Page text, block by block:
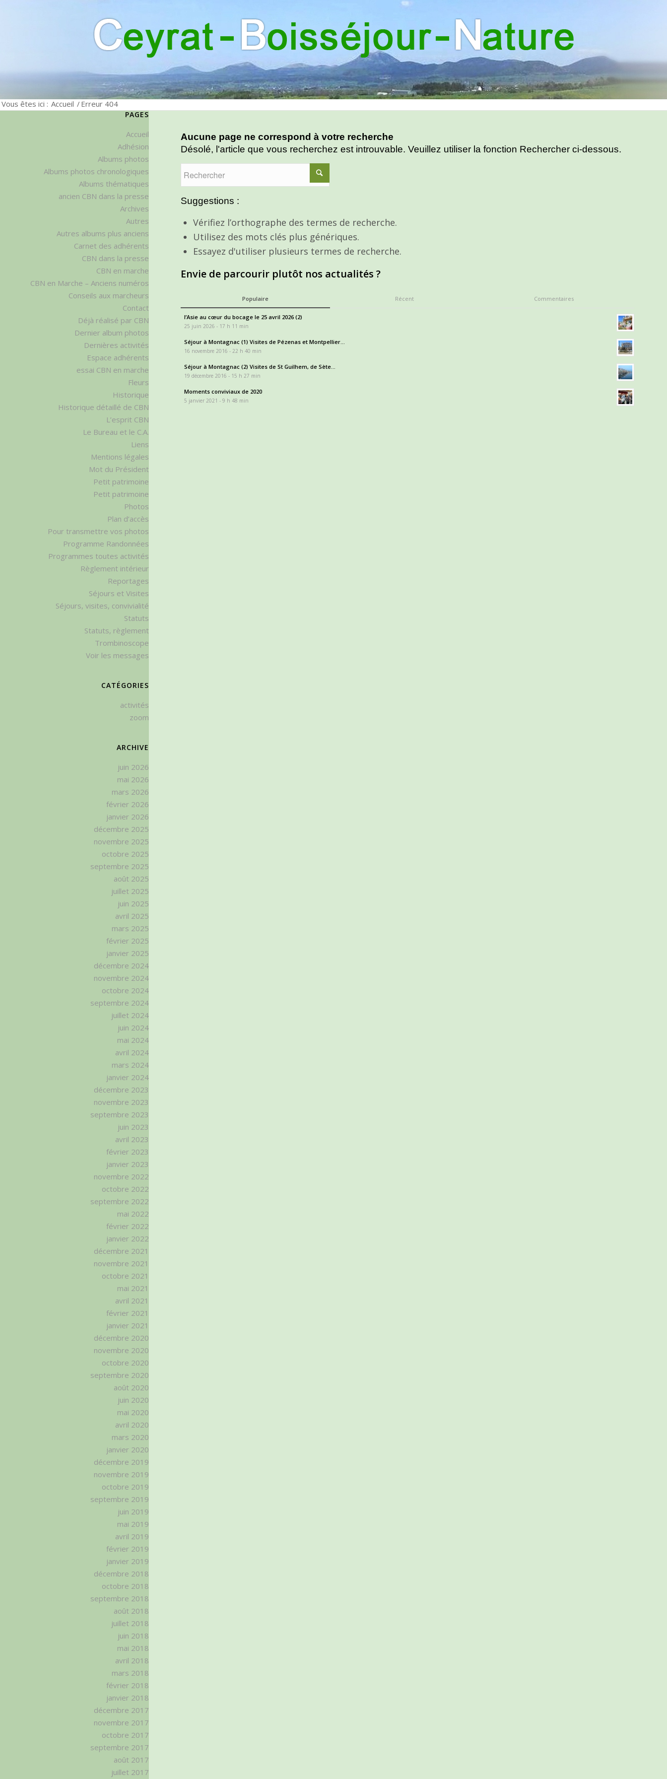
Vous êtes ici : Accueil / Erreur 404
Aucune page ne correspond à votre recherche
Désolé, l'article que vous recherchez est introuvable. Veuillez utiliser la fonction Rechercher ci-dessous.
Suggestions :
Vérifiez l’orthographe des termes de recherche.
Utilisez des mots clés plus génériques.
Essayez d'utiliser plusieurs termes de recherche.
Envie de parcourir plutôt nos actualités ?
Populaire Récent Commentaires
l’Asie au cœur du bocage le 25 avril 2026 (2)
25 juin 2026 - 17 h 11 min
Séjour à Montagnac (1) Visites de Pézenas et Montpellier...
16 novembre 2016 - 22 h 40 min
Séjour à Montagnac (2) Visites de St Guilhem, de Sète...
19 décembre 2016 - 15 h 27 min
Moments conviviaux de 2020
5 janvier 2021 - 9 h 48 min
PAGES
Accueil
Adhésion
Albums photos
Albums photos chronologiques
Albums thématiques
ancien CBN dans la presse
Archives
Autres
Autres albums plus anciens
Carnet des adhérents
CBN dans la presse
CBN en marche
CBN en Marche – Anciens numéros
Conseils aux marcheurs
Contact
Déjà réalisé par CBN
Dernier album photos
Dernières activités
Espace adhérents
essai CBN en marche
Fleurs
Historique
Historique détaillé de CBN
L’esprit CBN
Le Bureau et le C.A.
Liens
Mentions légales
Mot du Président
Petit patrimoine
Petit patrimoine
Photos
Plan d’accès
Pour transmettre vos photos
Programme Randonnées
Programmes toutes activités
Règlement intérieur
Reportages
Séjours et Visites
Séjours, visites, convivialité
Statuts
Statuts, règlement
Trombinoscope
Voir les messages
CATÉGORIES
activités
zoom
ARCHIVE
juin 2026
mai 2026
mars 2026
février 2026
janvier 2026
décembre 2025
novembre 2025
octobre 2025
septembre 2025
août 2025
juillet 2025
juin 2025
avril 2025
mars 2025
février 2025
janvier 2025
décembre 2024
novembre 2024
octobre 2024
septembre 2024
juillet 2024
juin 2024
mai 2024
avril 2024
mars 2024
janvier 2024
décembre 2023
novembre 2023
septembre 2023
juin 2023
avril 2023
février 2023
janvier 2023
novembre 2022
octobre 2022
septembre 2022
mai 2022
février 2022
janvier 2022
décembre 2021
novembre 2021
octobre 2021
mai 2021
avril 2021
février 2021
janvier 2021
décembre 2020
novembre 2020
octobre 2020
septembre 2020
août 2020
juin 2020
mai 2020
avril 2020
mars 2020
janvier 2020
décembre 2019
novembre 2019
octobre 2019
septembre 2019
juin 2019
mai 2019
avril 2019
février 2019
janvier 2019
décembre 2018
octobre 2018
septembre 2018
août 2018
juillet 2018
juin 2018
mai 2018
avril 2018
mars 2018
février 2018
janvier 2018
décembre 2017
novembre 2017
octobre 2017
septembre 2017
août 2017
juillet 2017